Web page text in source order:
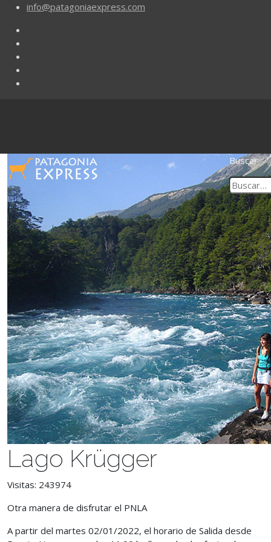
info@patagoniaexpress.com
Buscar
Lago Krügger
Visitas: 243974
Otra manera de disfrutar el PNLA
A partir del martes 02/01/2022, el horario de Salida desde